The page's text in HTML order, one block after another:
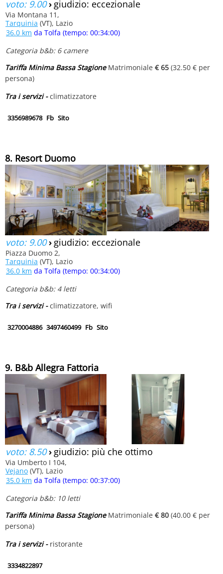
voto: 9.00› giudizio: eccezionale
Via Montana 11,
Tarquinia (VT), Lazio
36.0 km da Tolfa (tempo: 00:34:00)
Categoria b&b: 6 camere
Tariffa Minima Bassa StagioneMatrimoniale € 65 (32.50 € per
persona)
Tra i servizi -climatizzatore
3356989678 Fb Sito
8. Resort Duomo
voto: 9.00› giudizio: eccezionale
Piazza Duomo 2,
Tarquinia (VT), Lazio
36.0 km da Tolfa (tempo: 00:34:00)
Categoria b&b: 4 letti
Tra i servizi -climatizzatore, wifi
3270004886 3497460499 Fb Sito
9. B&b Allegra Fattoria
voto: 8.50› giudizio: più che ottimo
Via Umberto I 104,
Vejano (VT), Lazio
35.0 km da Tolfa (tempo: 00:37:00)
Categoria b&b: 10 letti
Tariffa Minima Bassa StagioneMatrimoniale € 80 (40.00 € per
persona)
Tra i servizi - ristorante
3334822897